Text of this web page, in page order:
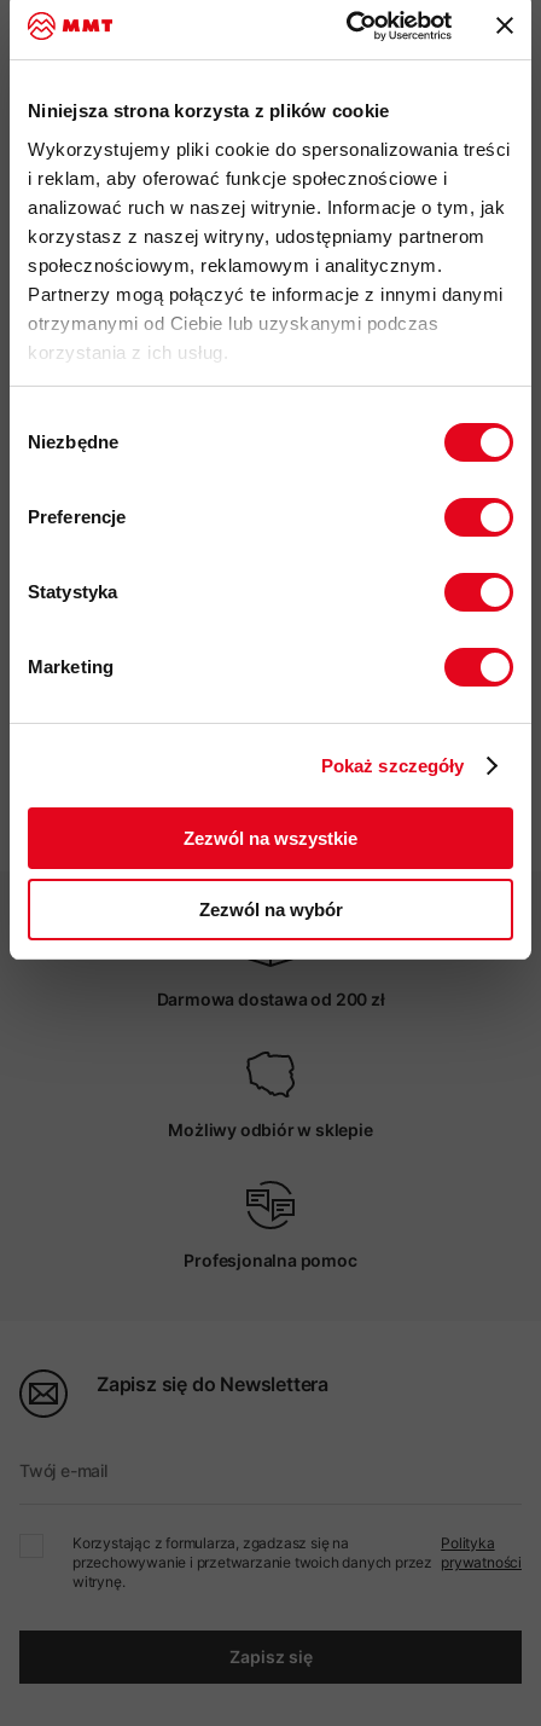
Niniejsza strona korzysta z plików cookie
Wykorzystujemy pliki cookie do spersonalizowania treści
i reklam, aby oferować funkcje społecznościowe i
analizować ruch w naszej witrynie. Informacje o tym, jak
korzystasz z naszej witryny, udostępniamy partnerom
społecznościowym, reklamowym i analitycznym.
Partnerzy mogą połączyć te informacje z innymi danymi
otrzymanymi od Ciebie lub uzyskanymi podczas
korzystania z ich usług.
zgody
Niezbędne
Preferencje
Statystyka
Marketing
Pokaż szczegóły
Zezwól na wszystkie
Zezwól na wybór
Running, Wspinaczka, Via Ferrata
ekki i wysoce elastyczny materiał Polartec Power Grid o
oraz posiadający właściwości szybkoschnące, wykonany z
poliestru pochodzącego z recyklingu
doskonałe odprowadzanie wilgoci na powierzchnię
materiału przyśpiesza szybkość schnięcia i zapobiega
wychłodzeniu podczas aktywności
materiał o drobnej strukturze "wafla" od wewnątrz,
zwiększa właściwości izolacyjne, oddychalność i
odprowadzanie wilgoci
dopasowana stójka z zamkiem błyskawicznym do
1
oddychalność
zapobiegają podrażnieniom w użytkowania z plecakiem
, Fair Wear,
kod produktu: 1014-05530
Specyfikacja
Darmowa dostawa od 200 zł
Możliwy odbiór w sklepie
Profesjonalna pomoc
Zapisz się do Newslettera
Twój e-mail
Korzystając z formularza, zgadzasz się na
przechowywanie i przetwarzanie twoich danych przez
witrynę.
Polityka
prywatności
Zapisz się
odbierz
zgodnie z Polityką prywatności.